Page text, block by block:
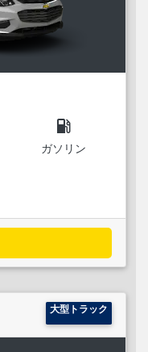
local_gas_station
ガソリン
大型トラック